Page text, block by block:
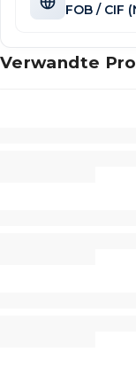
FOB / CIF
Verwandte